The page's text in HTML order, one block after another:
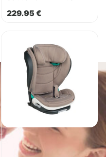
229.95 €
proizvod
BeSafe
autosjedalica
2